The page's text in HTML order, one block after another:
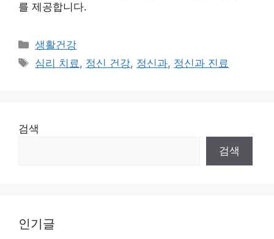
를 제공합니다.
Categories
생활건강
Tags
심리 치료, 정신 건강, 정신과, 정신과 진료
검색
검색
인기글